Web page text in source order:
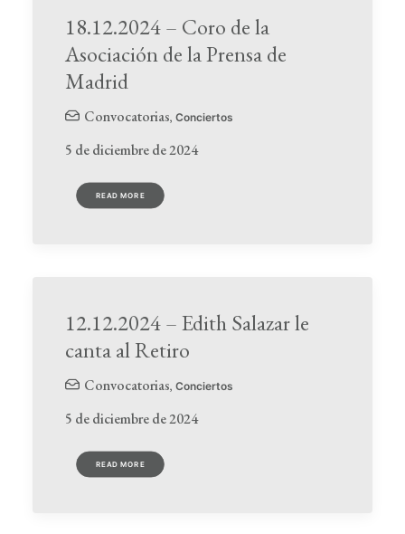
18.12.2024 – Coro de la
Asociación de la Prensa de
Madrid
Convocatorias, Conciertos
5 de diciembre de 2024
READ MORE
12.12.2024 – Edith Salazar le
canta al Retiro
Convocatorias, Conciertos
5 de diciembre de 2024
READ MORE